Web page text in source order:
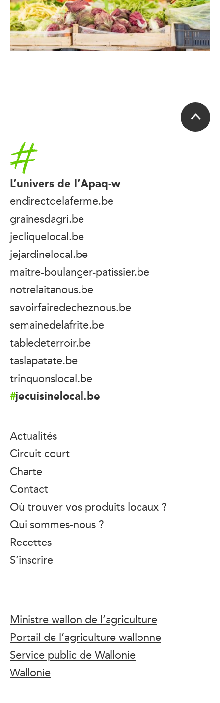
Accueil
L’univers de l’Apaq-w
endirectdelaferme.be
grainesdagri.be
jecliquelocal.be
jejardinelocal.be
maitre-boulanger-patissier.be
notrelaitanous.be
savoirfairedecheznous.be
semainedelafrite.be
tabledeterroir.be
taslapatate.be
trinquonslocal.be
jecuisinelocal.be
Actualités
Circuit court
Charte
Contact
Où trouver vos produits locaux ?
Qui sommes-nous ?
Recettes
S’inscrire
Ministre wallon de l’agriculture
Portail de l’agriculture wallonne
Service public de Wallonie
Wallonie